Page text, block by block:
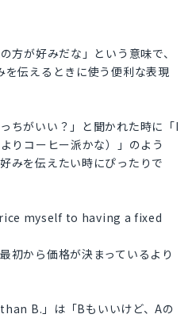
方が好みだな」という意味で、
を伝えるときに使う便利な表現
ちがいい？」と聞かれた時に「I
コーヒー派かな）」のよう
みを伝えたい時にぴったりで
myself to having a fixed
初から価格が決まっているより
B.」は「Bもいいけど、Aの